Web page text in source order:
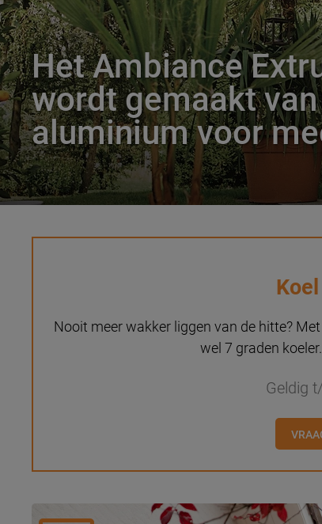
Het Ambiance
wordt gemaakt
aluminium voor
Nooit meer wakker liggen van de hitte?
wel 7 graden
Geldig